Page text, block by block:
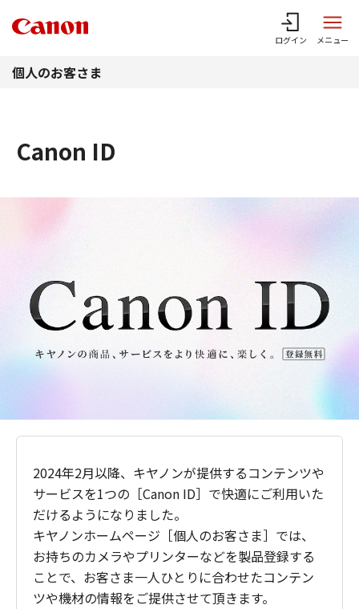
ログイン メニュー
個人のお客さま
Canon ID
2024年2月以降、キヤノンが提供するコンテンツや
サービスを1つの［Canon ID］で快適にご利用いた
だけるようになりました。
キヤノンホームページ［個人のお客さま］では、
お持ちのカメラやプリンターなどを製品登録する
ことで、お客さま一人ひとりに合わせたコンテン
ツや機材の情報をご提供させて頂きます。